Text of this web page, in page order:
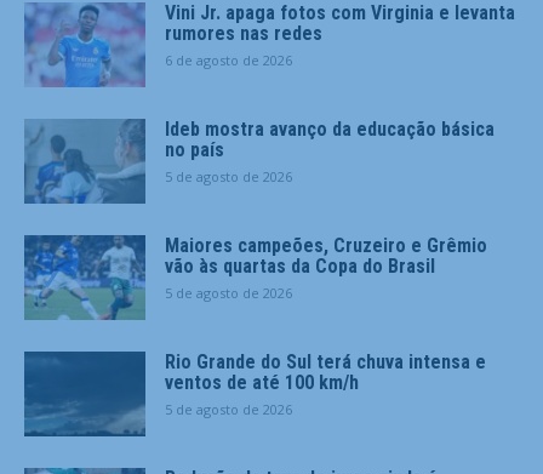
Vini Jr. apaga fotos com Virginia e levanta
rumores nas redes
6 de agosto de 2026
Ideb mostra avanço da educação básica
no país
5 de agosto de 2026
Maiores campeões, Cruzeiro e Grêmio
vão às quartas da Copa do Brasil
5 de agosto de 2026
Rio Grande do Sul terá chuva intensa e
ventos de até 100 km/h
5 de agosto de 2026